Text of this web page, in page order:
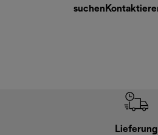
suchen
Lieferung